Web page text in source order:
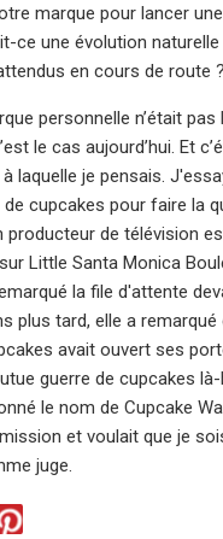
marque pour lancer
ce une évolution
en cours de route ?
personnelle n’était
le cas aujourd’hui. Et
laquelle je pensais.
cupcakes pour faire la
producteur de télévision
Little Santa Monica
la file d'attente
plus tard, elle a remarqué
avait ouvert ses
guerre de cupcakes là-
le nom de Cupcake
et voulait que je
juge.